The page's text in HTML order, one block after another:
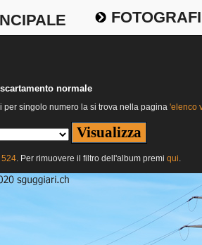
normale
per singolo numero la si trova nella pagina 'elenco
524. Per rimuovere il filtro dell'album premi qui.